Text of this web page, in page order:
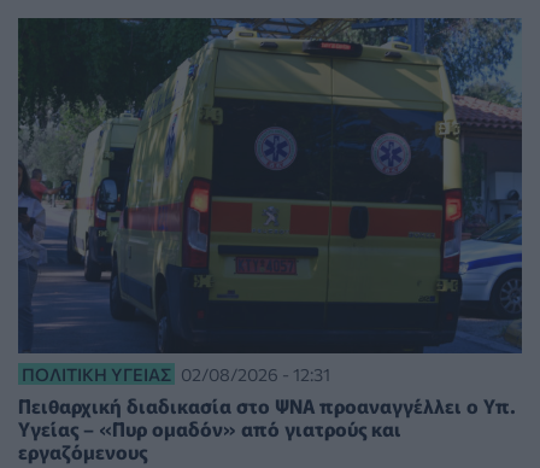
ΠΟΛΙΤΙΚΉ ΥΓΕΊΑΣ 02/08/2026 - 12:31
Πειθαρχική διαδικασία στο ΨΝΑ προαναγγέλλει ο Υπ.
Υγείας – «Πυρ ομαδόν» από γιατρούς και
εργαζόμενους